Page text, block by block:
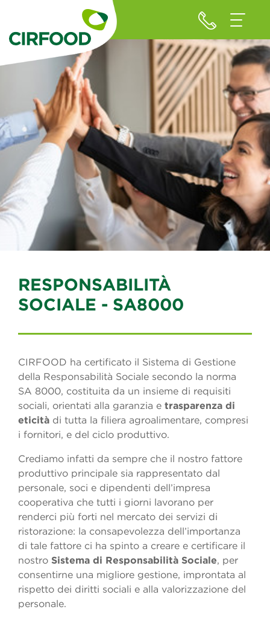
RESPONSABILITÀ
SOCIALE - SA8000
CIRFOOD ha certificato il Sistema di Gestione
della Responsabilità Sociale secondo la norma
SA 8000, costituita da un insieme di requisiti
sociali, orientati alla garanzia e trasparenza di
eticità di tutta la filiera agroalimentare, compresi
i fornitori, e del ciclo produttivo.
Crediamo infatti da sempre che il nostro fattore
produttivo principale sia rappresentato dal
personale, soci e dipendenti dell’impresa
cooperativa che tutti i giorni lavorano per
renderci più forti nel mercato dei servizi di
ristorazione: la consapevolezza dell’importanza
di tale fattore ci ha spinto a creare e certificare il
nostro Sistema di Responsabilità Sociale, per
consentirne una migliore gestione, improntata al
rispetto dei diritti sociali e alla valorizzazione del
personale.